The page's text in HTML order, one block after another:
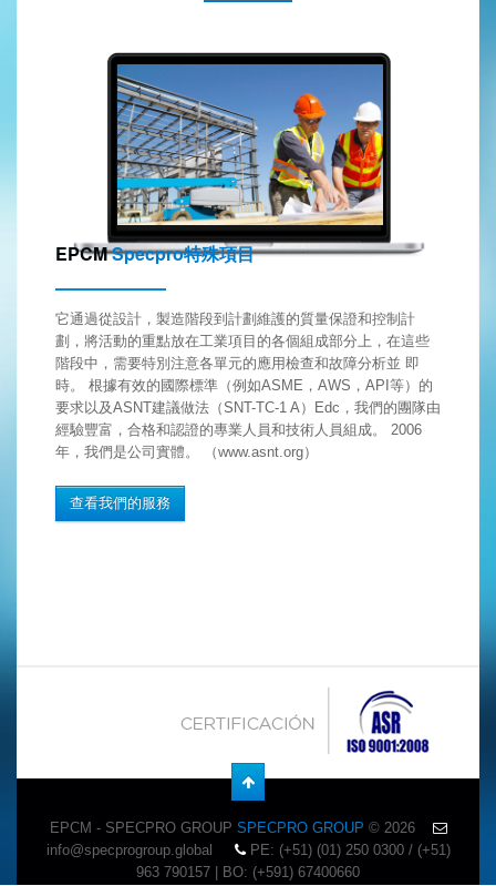
EPCMSpecpro特殊項目
它通過從設計，製造階段到計劃維護的質量保證和控制計
劃，將活動的重點放在工業項目的各個組成部分上，在這些
階段中，需要特別注意各單元的應用檢查和故障分析並 即
時。 根據有效的國際標準（例如ASME，AWS，API等）的
要求以及ASNT建議做法（SNT-TC-1 A）Edc，我們的團隊由
經驗豐富，合格和認證的專業人員和技術人員組成。 2006
年，我們是公司實體。 （www.asnt.org）
查看我們的服務
EPCM - SPECPRO GROUP SPECPRO GROUP © 2026
info@specprogroup.global
PE: (+51) (01) 250 0300 / (+51)
963 790157 | BO: (+591) 67400660